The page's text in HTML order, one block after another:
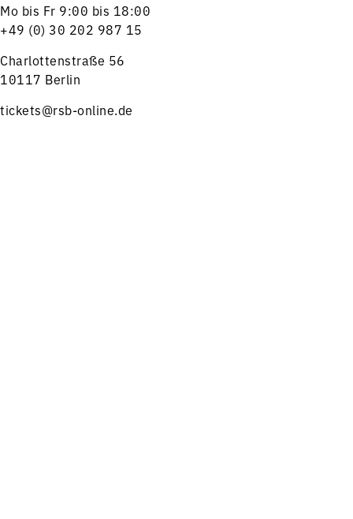
Mo bis Fr 9:00 bis 18:00
+49 (0) 30 202 987 15
Charlottenstraße 56
10117 Berlin
tickets@rsb-online.de